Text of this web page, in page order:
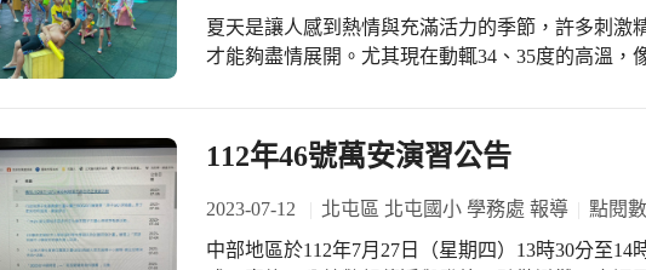
的任務，會在證書上蓋一個「兔子」印章，營隊結
書，表示任務圓滿完成喔！
夏天是讓人感到熱情與充滿活力的季節，許多刺激
才能夠盡情展開。尤其現在動輒34、35度的高溫，
在自己校園打造一個樂園－「鯪鯉水樂園」，仿照
不僅僅只是小小游泳池或打水槍而已，而是一整個遊樂園概
鯉水樂園」，主要是由四個游泳池組合成一個環狀
年齡層的孩子，有不同深淺層度的水量；像較小孩
梯戲水池，可以享受滑水道的樂趣。大孩子想要泡
112年46號萬安演習公告
2023-07-12 北屯區 北屯國小 學務處 報導 點閱
中部地區於112年7月27日（星期四）13時30分至